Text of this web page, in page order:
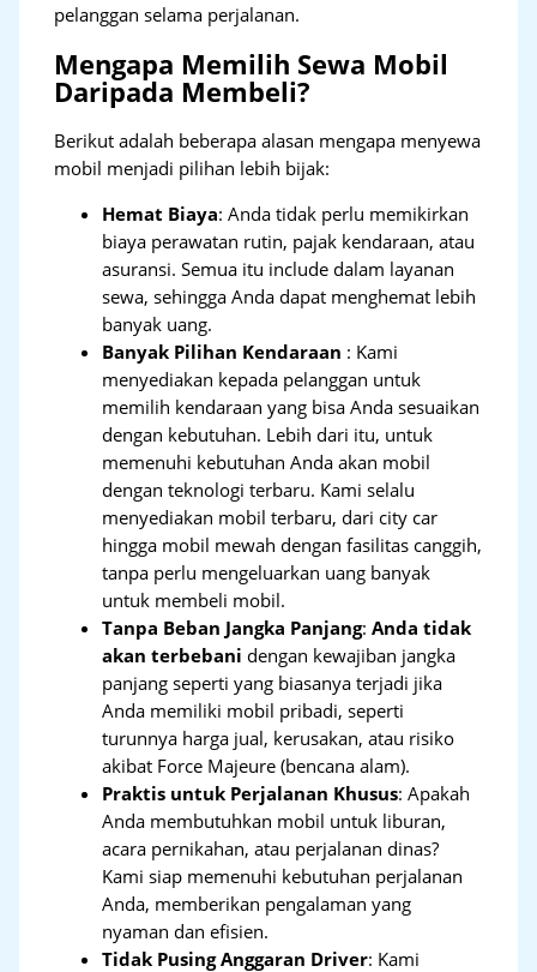
pelanggan selama perjalanan.
Mengapa Memilih Sewa Mobil
Daripada Membeli?
Berikut adalah beberapa alasan mengapa menyewa
mobil menjadi pilihan lebih bijak:
Hemat Biaya: Anda tidak perlu memikirkan
biaya perawatan rutin, pajak kendaraan, atau
asuransi. Semua itu include dalam layanan
sewa, sehingga Anda dapat menghemat lebih
banyak uang.
Banyak Pilihan Kendaraan : Kami
menyediakan kepada pelanggan untuk
memilih kendaraan yang bisa Anda sesuaikan
dengan kebutuhan. Lebih dari itu, untuk
memenuhi kebutuhan Anda akan mobil
dengan teknologi terbaru. Kami selalu
menyediakan mobil terbaru, dari city car
hingga mobil mewah dengan fasilitas canggih,
tanpa perlu mengeluarkan uang banyak
untuk membeli mobil.
Tanpa Beban Jangka Panjang:Anda tidak
akan terbebani dengan kewajiban jangka
panjang seperti yang biasanya terjadi jika
Anda memiliki mobil pribadi, seperti
turunnya harga jual, kerusakan, atau risiko
akibat Force Majeure (bencana alam).
Praktis untuk Perjalanan Khusus: Apakah
Anda membutuhkan mobil untuk liburan,
acara pernikahan, atau perjalanan dinas?
Kami siap memenuhi kebutuhan perjalanan
Anda, memberikan pengalaman yang
nyaman dan efisien.
Tidak Pusing Anggaran Driver: Kami